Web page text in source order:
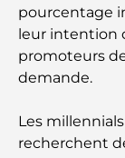
A Brief
26)
Les
Les
pourcentage
leur intention
promoteurs
demande.
Les
recherchent